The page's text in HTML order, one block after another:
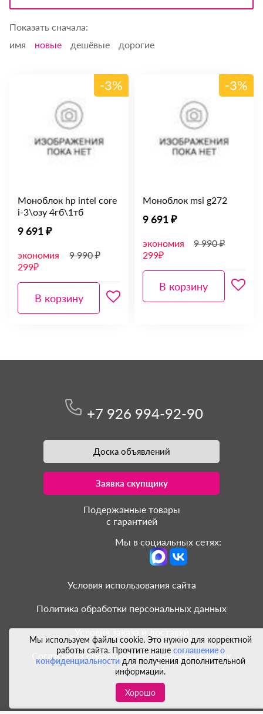
Показать сначала:
имя
новые дешёвые дорогие
-3%
Моноблок hp intel core
i-3\озу 4гб\1тб
9 691 ₽
экономия
299₽
9 990 ₽
В корзину
-3%
Моноблок msi g272
9 691 ₽
экономия
299₽
9 990 ₽
В корзину
Мы используем файлы cookie. Это нужно для корректной
работы сайта. Прочтите наше соглашение о
конфиденциальностидля получения дополнительной
информации.
Хорошо
+7 926 994-92-90
Доска объявлений
Заявка скупщику
Подержанные товары
с гарантией
Мы в социальных сетях:
Условия использования сайта
Политика обработки персональных данных
Условия заказа и доставки
Согласие на обработку персональных данных